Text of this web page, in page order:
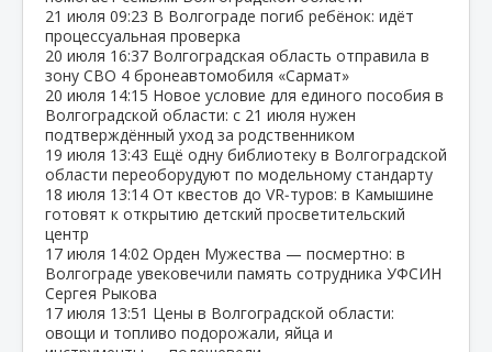
21 июля 09:23 В Волгограде погиб ребёнок: идёт
процессуальная проверка
20 июля 16:37 Волгоградская область отправила в
зону СВО 4 бронеавтомобиля «Сармат»
20 июля 14:15 Новое условие для единого пособия в
Волгоградской области: с 21 июля нужен
подтверждённый уход за родственником
19 июля 13:43 Ещё одну библиотеку в Волгоградской
области переоборудуют по модельному стандарту
18 июля 13:14 От квестов до VR‑туров: в Камышине
готовят к открытию детский просветительский
центр
17 июля 14:02 Орден Мужества — посмертно: в
Волгограде увековечили память сотрудника УФСИН
Сергея Рыкова
17 июля 13:51 Цены в Волгоградской области:
овощи и топливо подорожали, яйца и